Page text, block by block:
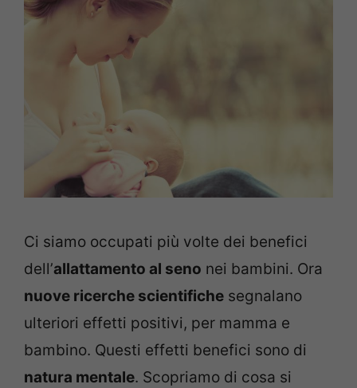
Ci siamo occupati più volte dei benefici
dell’allattamento al seno nei bambini. Ora
nuove ricerche scientifiche segnalano
ulteriori effetti positivi, per mamma e
bambino. Questi effetti benefici sono di
natura mentale. Scopriamo di cosa si